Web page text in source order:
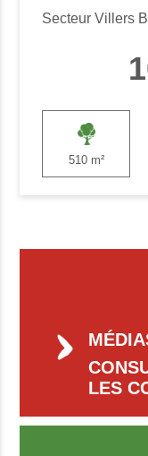
Secteur Villers
510 m²
LES